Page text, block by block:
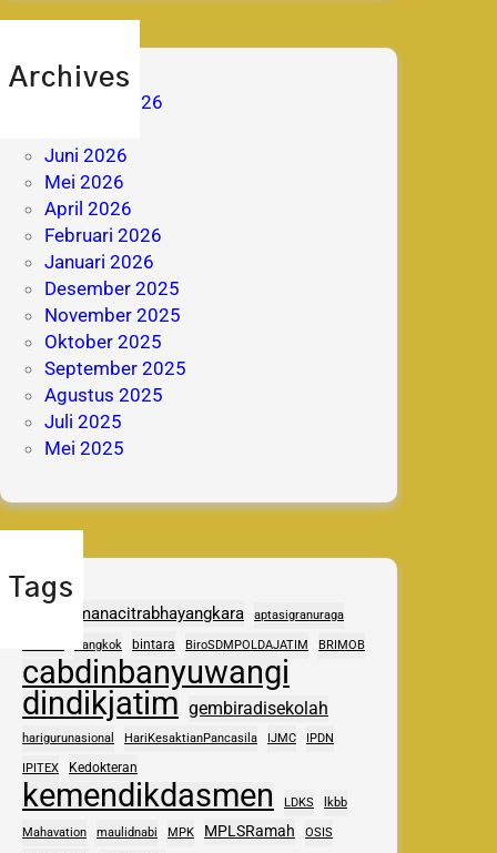
Archives
Agustus 2026
Juni 2026
Mei 2026
April 2026
Februari 2026
Januari 2026
Desember 2025
November 2025
Oktober 2025
September 2025
Agustus 2025
Juli 2025
Mei 2025
Tags
adhipramanacitrabhayangkara aptasigranuraga
Bangkok bintara BiroSDMPOLDAJATIM BRIMOB
cabdinbanyuwangi
dindikjatim gembiradisekolah
harigurunasional HariKesaktianPancasila IJMC IPDN
IPITEX Kedokteran
kemendikdasmen LDKS lkbb
Mahavation maulidnabi MPK MPLSRamah OSIS